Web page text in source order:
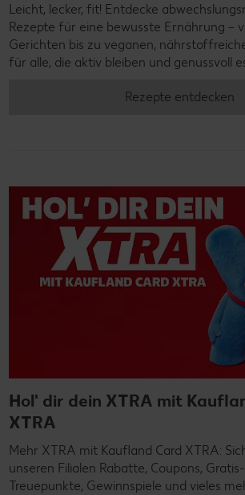
Leicht, lecker, fit! Entdecke
Rezepte für eine bewusste Ernährung –
Gerichten bis zu veganen,
für alle, die aktiv bleiben und genussvoll
Rezepte entdecken
Hol' dir dein XTRA mit
XTRA
Mehr XTRA mit Kaufland Card XTRA:
unseren Filialen Rabatte, Coupons,
Treuepunkte, Gewinnspiele und vieles